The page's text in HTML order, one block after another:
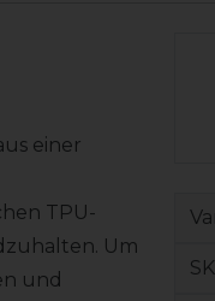
einer
TPU-
Um
und